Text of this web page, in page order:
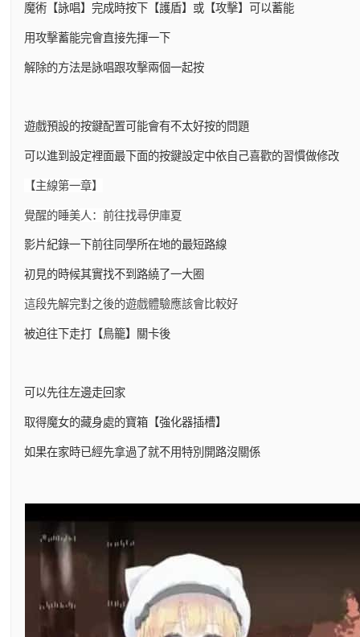
魔術【詠唱】完成時按下【護盾】或【攻擊】可以蓄能
用攻擊蓄能完會直接先揮一下
解除的方法是詠唱跟攻擊兩個一起按
遊戲預設的按鍵配置可能會有不太好按的問題
可以進到設定裡面最下面的按鍵設定中依自己喜歡的習慣做修改
【主線第一章】
覺醒的睡美人：前往找尋伊庫夏
影片紀錄一下前往同學所在地的最短路線
初見的時候其實找不到路繞了一大圈
這段先解完對之後的遊戲體驗應該會比較好
被迫往下走打【鳥籠】關卡後
可以先往左邊走回家
取得魔女的藏身處的寶箱【強化器插槽】
如果在家時已經先拿過了就不用特別開路沒關係